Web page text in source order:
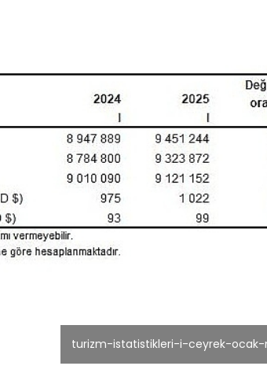
turizm-istatistikleri-i-ceyrek-ocak-